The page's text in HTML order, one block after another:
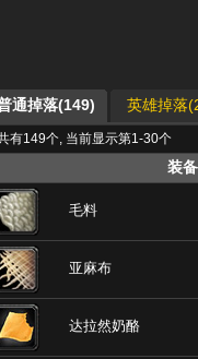
通掉落(149) 英雄掉落
有149个, 当前显示第1-30个
装备
毛料
亚麻布
达拉然奶酪